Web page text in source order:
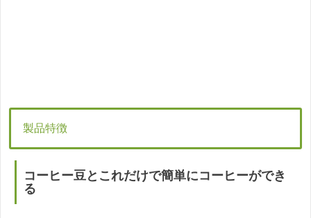
製品特徴
コーヒー豆とこれだけで簡単にコーヒーができ
る